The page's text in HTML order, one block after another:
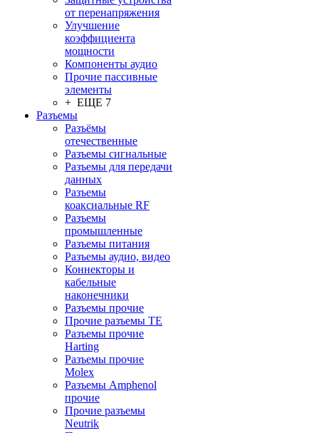
от перенапряжения
Улучшение
коэффициента
мощности
Компоненты аудио
Прочие пассивные
элементы
+ ЕЩЕ 7
Разъeмы
Разъёмы
отечественные
Разъeмы сигнальные
Разъeмы для передачи
данных
Разъeмы
коаксиальные RF
Разъeмы
промышленные
Разъeмы питания
Разъeмы аудио, видео
Коннекторы и
кабельные
наконечники
Разъeмы прочие
Прочие разъемы TE
Разъемы прочие
Harting
Разъемы прочие
Molex
Разъемы Amphenol
прочие
Прочие разъемы
Neutrik